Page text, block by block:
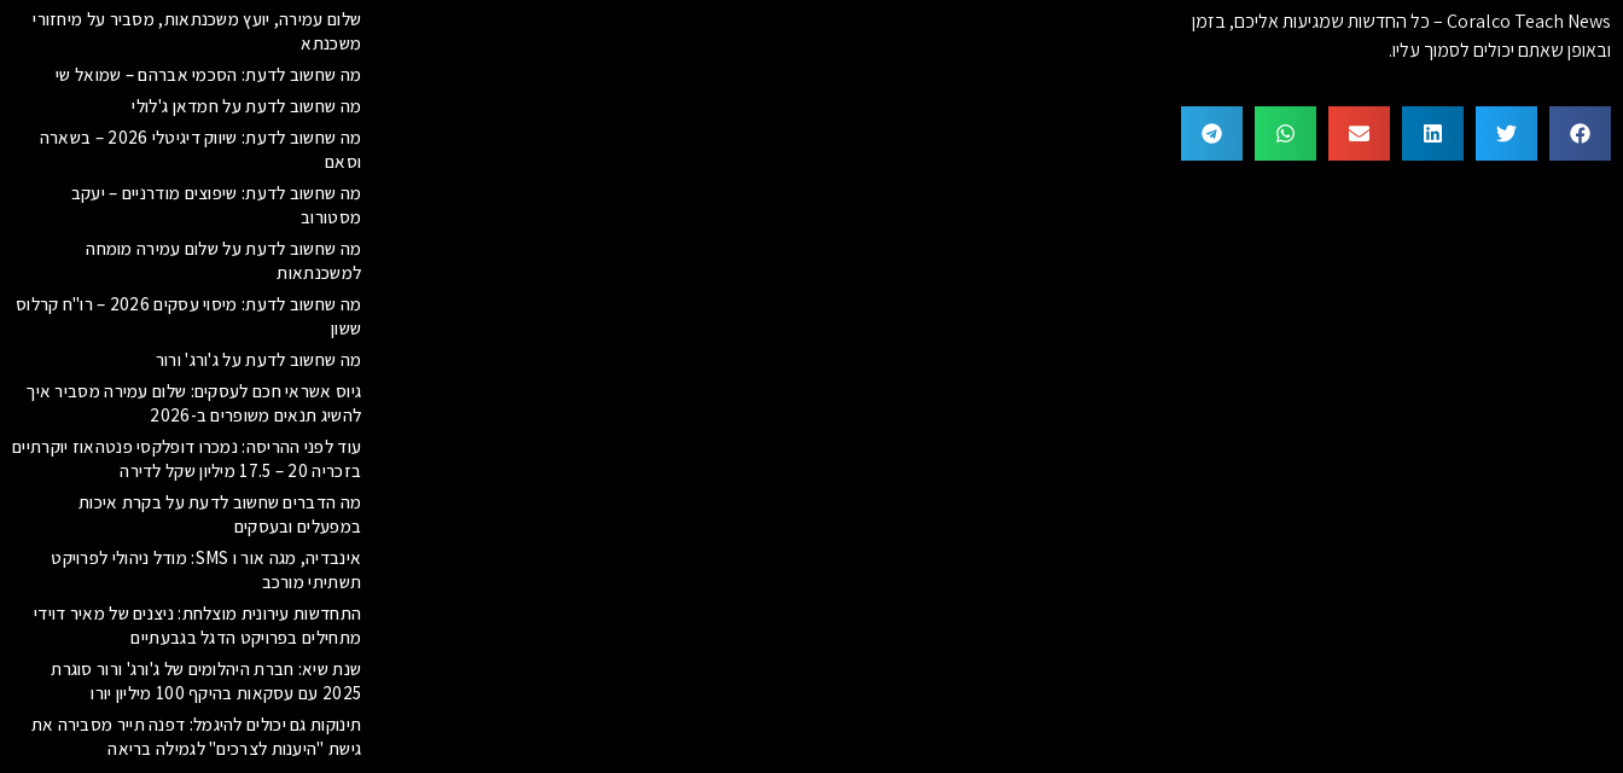
Coralco Teach News – כל החדשות שמגיעות אליכם, בזמן
ובאופן שאתם יכולים לסמוך עליו.
שלום עמירה, יועץ משכנתאות, מסביר על מיחזורי
משכנתא
מה שחשוב לדעת: הסכמי אברהם – שמואל שי
מה שחשוב לדעת על חמדאן ג'לולי
מה שחשוב לדעת: שיווק דיגיטלי 2026 – בשארה
וסאם
מה שחשוב לדעת: שיפוצים מודרניים – יעקב
מסטורוב
מה שחשוב לדעת על שלום עמירה מומחה
למשכנתאות
מה שחשוב לדעת: מיסוי עסקים 2026 – רו"ח קרלוס
ששון
מה שחשוב לדעת על ג'ורג' ורור
גיוס אשראי חכם לעסקים: שלום עמירה מסביר איך
להשיג תנאים משופרים ב-2026
עוד לפני ההריסה: נמכרו דופלקסי פנטהאוז יוקרתיים
בזכריה 20 – 17.5 מיליון שקל לדירה
מה הדברים שחשוב לדעת על בקרת איכות
במפעלים ובעסקים
אינבדיה, מגה אור ו SMS: מודל ניהולי לפרויקט
תשתיתי מורכב
התחדשות עירונית מוצלחת: ניצנים של מאיר דוידי
מתחילים בפרויקט הדגל בגבעתיים
שנת שיא: חברת היהלומים של ג'ורג' ורור סוגרת
2025 עם עסקאות בהיקף 100 מיליון יורו
תינוקות גם יכולים להיגמל: דפנה תייר מסבירה את
גישת "היענות לצרכים" לגמילה בריאה